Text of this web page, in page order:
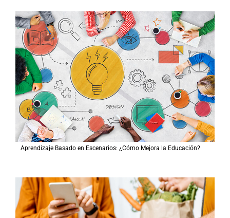
Aprendizaje Basado en Escenarios: ¿Cómo Mejora la Educación?